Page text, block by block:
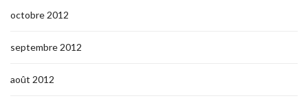
octobre 2012
septembre 2012
août 2012